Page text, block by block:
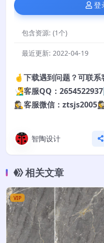
登
包含资源: (1个)
最近更新: 2022-04-19
🤞下载遇到问题？可联系
🧏‍♂️客服QQ：
🕵️‍♀️客服微信：
智陶设计
相关文章
VIP